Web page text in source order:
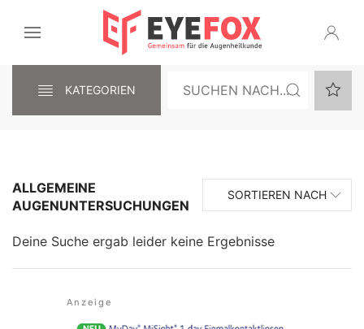
KATEGORIEN
ALLGEMEINE
AUGENUNTERSUCHUNGEN
SORTIEREN NACH
Deine Suche ergab leider keine Ergebnisse